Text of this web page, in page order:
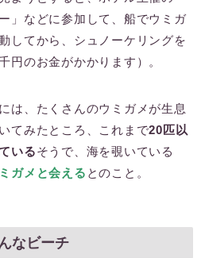
」などに参加して、船でウミガ
してから、シュノーケリングを
円のお金がかかります）。
は、たくさんのウミガメが生息
てみたところ、これまで20匹以
いるそうで、海を覗いている
ガメと会える とのこと。
なビーチ